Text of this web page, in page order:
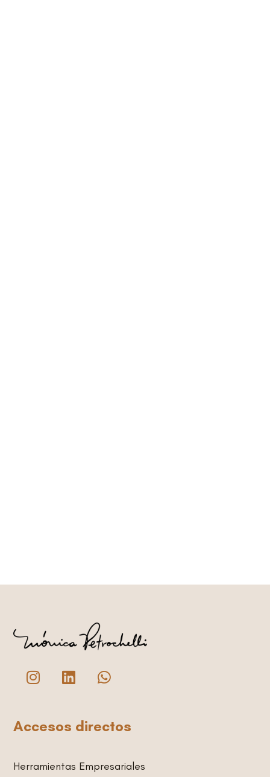
I
n
a
L
i
e
W
h
s
Accesos directos
Herramientas Empresariales